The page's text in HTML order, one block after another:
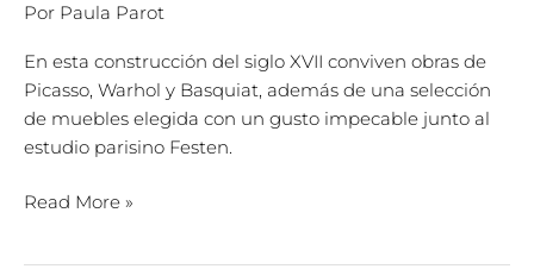
Por Paula Parot
En esta construcción del siglo XVII conviven obras de
Picasso, Warhol y Basquiat, además de una selección
de muebles elegida con un gusto impecable junto al
estudio parisino Festen.
Read More »